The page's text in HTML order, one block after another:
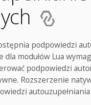
podpowiedzi
dla modułów Lua
podpowiedzi
Rozszerzenie